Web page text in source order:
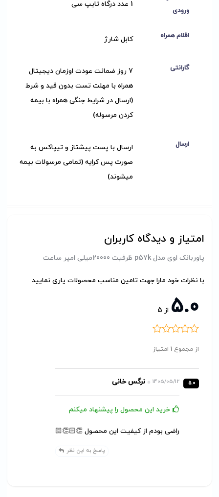
ورودی
1 عدد درگاه تایپ سی
اقلام همراه کابل شارژ
گارانتی
7 روز ضمانت عودت اوزمان دیجیتال
همراه با مهلت تست بدون قید و شرط
(ارسال در شرایط جنگی همراه با بیمه
کردن مرسوله)
ارسال
ارسال با پست پیشتاز و تیپاکس به
صورت پس کرایه (تمامی مرسولات بیمه
میشوند)
امتیاز و دیدگاه کاربران
پاوربانک اوی مدل p57k ظرفیت 20000میلی امپر ساعت
با نظرات خود مارا جهت تامین مناسب محصولات یاری نمایید
5.0 از 5
از مجموع 1 امتیاز
5.0
1405/05/12 نرگس خانی
خرید این محصول را پیشنهاد میکنم
راضی بودم از کیفیت این محصول 👏🏻👏🏻
پاسخ به این نظر